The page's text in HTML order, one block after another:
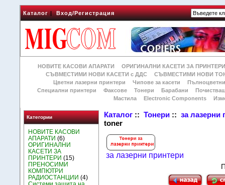
Каталог|Вход/Регистрация
НОВИТЕ КАСОВИ АПАРАТИ
ОРИГИНАЛНИ КАСЕТИ ЗА
СЪВМЕСТИМИ НОВИ КАСЕТИ с ДДС
СЪВМЕСТИМИ НОВИ
Цветни лазерни принтери
Чипове за касети
Специални принтери
Факсове Тонери Барабани
Мастила
Electronic Components
Категории
НОВИТЕ КАСОВИ
АПАРАТИ (6)
ОРИГИНАЛНИ
КАСЕТИ ЗА
ПРИНТЕРИ (15)
ПРЕНОСИМИ
КОМПЮТРИ
РАДИОСТАНЦИИ (4)
Каталог ::Тонери ::за лазерни
toner
за лазерни принтери